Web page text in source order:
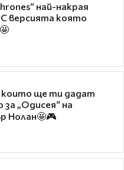
най-накрая
версията която
които ще ти дадат
„Одисея“ на
Нолан🤩🎮